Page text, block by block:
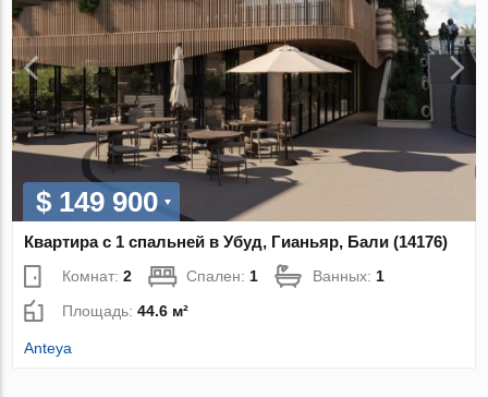
$ 149 900
Квартира с 1 спальней в Убуд, Гианьяр, Бали (14176)
Комнат:2 Спален: 1 Ванных: 1
Площадь:44.6 м²
Anteya